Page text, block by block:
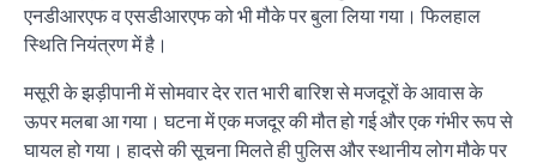
एनडीआरएफ व एसडीआरएफ को भी मौके पर बुला लिया गया। फिलहाल
स्थिति नियंत्रण में है।
मसूरी के झड़ीपानी में सोमवार देर रात भारी बारिश से मजदूरों के आवास के
ऊपर मलबा आ गया। घटना में एक मजदूर की मौत हो गई और एक गंभीर रूप से
घायल हो गया। हादसे की सूचना मिलते ही पुलिस और स्थानीय लोग मौके पर